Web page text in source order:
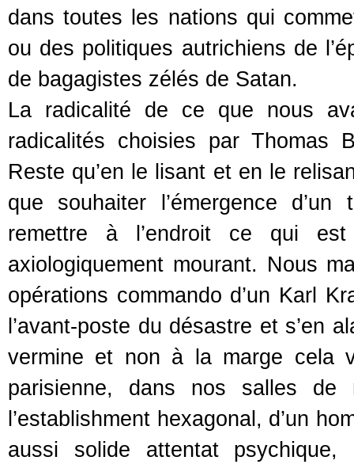
dans toutes les nations qui
ou des politiques autrichiens de
de bagagistes zélés de Satan.
La radicalité de ce que nous
radicalités choisies par Thomas
Reste qu’en le lisant et en le
que souhaiter l’émergence
remettre à l’endroit ce qui
axiologiquement mourant. Nous
opérations commando d’un Karl
l’avant-poste du désastre et s’en
vermine et non à la marge cela
parisienne, dans nos salles
l’establishment hexagonal, d’un
aussi solide attentat